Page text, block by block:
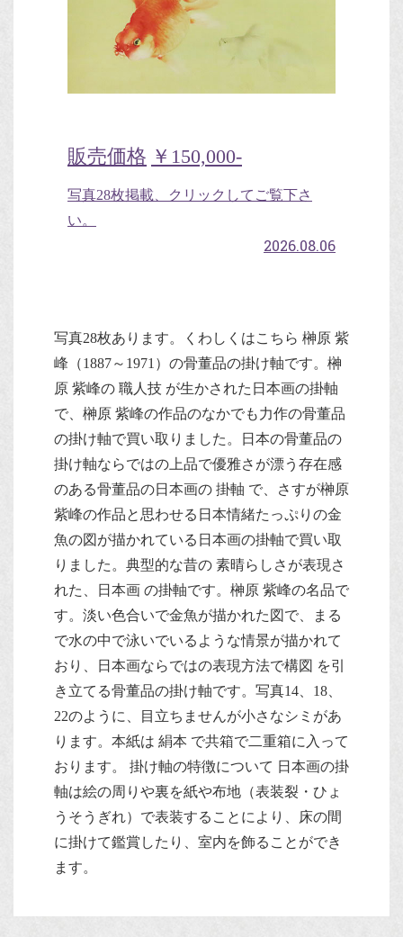
販売価格 ￥150,000-
写真28枚掲載、クリックしてご覧下さ
い。
2026.08.06
写真28枚あります。くわしくはこちら 榊原 紫
峰（1887～1971）の骨董品の掛け軸です。榊
原 紫峰の 職人技 が生かされた日本画の掛軸
で、榊原 紫峰の作品のなかでも力作の骨董品
の掛け軸で買い取りました。日本の骨董品の
掛け軸ならではの上品で優雅さが漂う存在感
のある骨董品の日本画の 掛軸 で、さすが榊原
紫峰の作品と思わせる日本情緒たっぷりの金
魚の図が描かれている日本画の掛軸で買い取
りました。典型的な昔の 素晴らしさが表現さ
れた、日本画 の掛軸です。榊原 紫峰の名品で
す。淡い色合いで金魚が描かれた図で、まる
で水の中で泳いでいるような情景が描かれて
おり、日本画ならではの表現方法で構図 を引
き立てる骨董品の掛け軸です。写真14、18、
22のように、目立ちませんが小さなシミがあ
ります。本紙は 絹本 で共箱で二重箱に入って
おります。 掛け軸の特徴について 日本画の掛
軸は絵の周りや裏を紙や布地（表装裂・ひょ
うそうぎれ）で表装することにより、床の間
に掛けて鑑賞したり、室内を飾ることができ
ます。